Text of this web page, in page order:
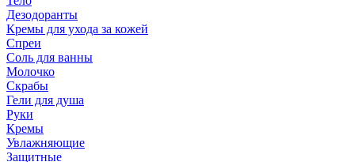
Дезодоранты
Кремы для ухода за кожей
Спреи
Соль для ванны
Молочко
Скрабы
Гели для душа
Руки
Кремы
Увлажняющие
Защитные